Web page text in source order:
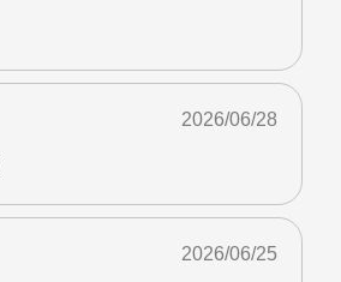
2026/06/28
2026/06/25